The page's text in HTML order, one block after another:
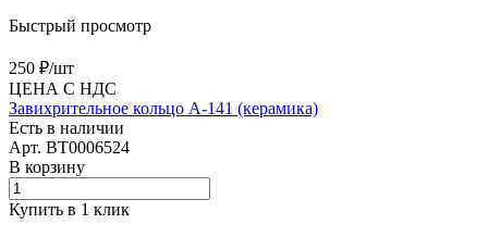
Быстрый просмотр
250 ₽/шт
ЦЕНА С НДС
Завихрительное кольцо A-141 (керамика)
Есть в наличии
Арт. BT0006524
В корзину
Купить в 1 клик